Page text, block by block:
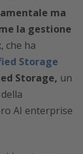
ma
la gestione
che ha
Storage
Storage, un
AI enterprise